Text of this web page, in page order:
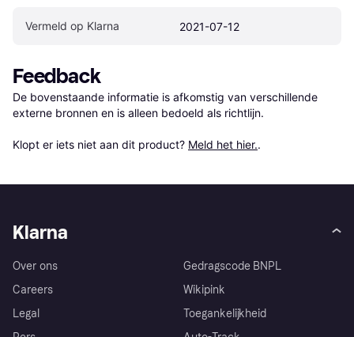
Vermeld op Klarna 2021-07-12
Feedback
De bovenstaande informatie is afkomstig van verschillende
externe bronnen en is alleen bedoeld als richtlijn.
Klopt er iets niet aan dit product? Meld het hier..
Klarna
Over ons
Careers
Legal
Gedragscode BNPL
Wikipink
Toegankelijkheid